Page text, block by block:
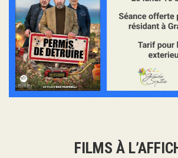
FILMS À